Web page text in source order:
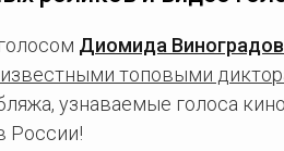
Диомида
топовыми
узнаваемые голоса
России!